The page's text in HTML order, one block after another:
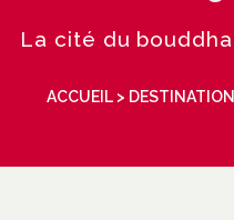
La cité du
ACCUEIL>